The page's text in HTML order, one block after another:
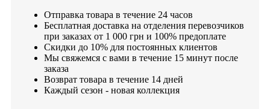
Отправка товара в течение 24 часов
Бесплатная доставка на отделения перевозчиков
при заказах от 1 000 грн и 100% предоплате
Скидки до 10% для постоянных клиентов
Мы свяжемся с вами в течение 15 минут после
заказа
Возврат товара в течение 14 дней
Каждый сезон - новая коллекция